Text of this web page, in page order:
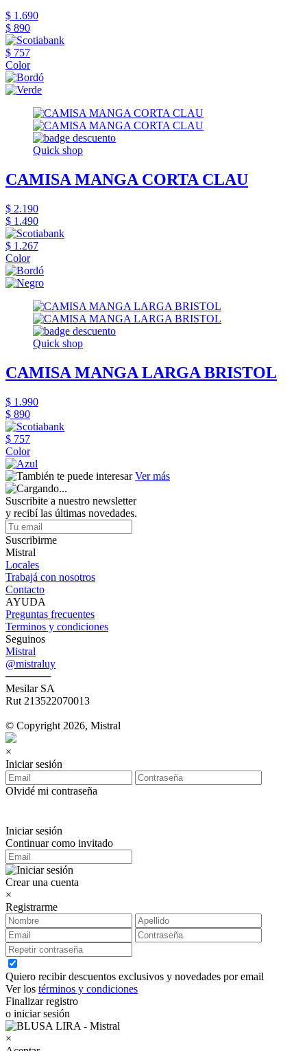
$ 1.690
$ 890
$ 757
Color
Quick shop
CAMISA MANGA CORTA CLAU
$ 2.190
$ 1.490
$ 1.267
Color
Quick shop
CAMISA MANGA LARGA BRISTOL
$ 1.990
$ 890
$ 757
Color
Ver más
Suscribite a nuestro newsletter
y recibí las últimas novedades.
Suscribirme
Mistral
Locales
Trabajá con nosotros
Contacto
AYUDA
Preguntas frecuentes
Terminos y condiciones
Seguinos
Mistral
@mistraluy
──────
Mesilar SA
Rut 213522070013
© Copyright 2026, Mistral
×
Iniciar sesión
Olvidé mi contraseña
Iniciar sesión
Continuar como invitado
Crear una cuenta
×
Registrarme
Quiero recibir descuentos exclusivos y novedades por email
Ver los términos y condiciones
Finalizar registro
o iniciar sesión
×